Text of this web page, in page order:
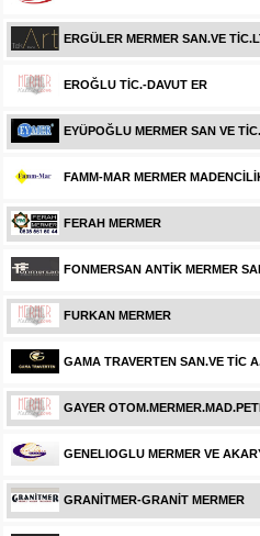
ERGÜLER MERMER SAN.VE
EROĞLU TİC.-DAVUT ER
EYÜPOĞLU MERMER SAN VE
FAMM-MAR MERMER
FERAH MERMER
FONMERSAN ANTİK MERMER
FURKAN MERMER
GAMA TRAVERTEN SAN.VE TİC
GAYER
GENELIOGLU MERMER VE
GRANİTMER-GRANİT MERMER